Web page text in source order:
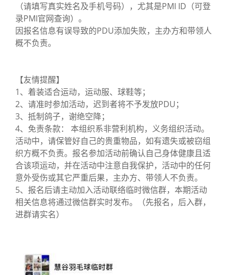
（请填写真实姓名及手机号码），尤其是PMI ID（可登
录PMI官网查询）。
因报名信息有误导致的PDU添加失败，主办方和带领人
概不负责。
【友情提醒】
1、着装适合运动，运动服、球鞋等；
2、请准时参加活动，迟到者将不予发放PDU；
3、抵制鸽子，谢绝空降；
4、免责条款： 本组织系非营利机构，义务组织活动。
活动中，请保管好自己的贵重物品，如有遗失或被窃组
织方概不负责。报名参加活动前确认自己身体健康且适
合该项运动，并在活动中注意自我保护，活动中的任何
意外受伤或其它严重后果，主办方、带领人不负责。
5、报名后请主动加入活动联络临时微信群，本期活动
相关信息将通过微信群实时发布。（先报名，后入群，
进群请实名）